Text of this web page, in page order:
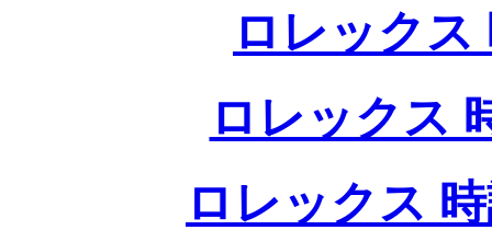
ロレックス
ロレックス
ロレックス